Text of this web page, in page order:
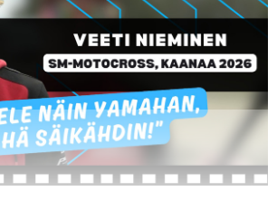
YLEISTÄ ALALTA
LUE DIGILEHDET
ASIAKASPALVELU JA
OHJEET
MEDIATIEDOT